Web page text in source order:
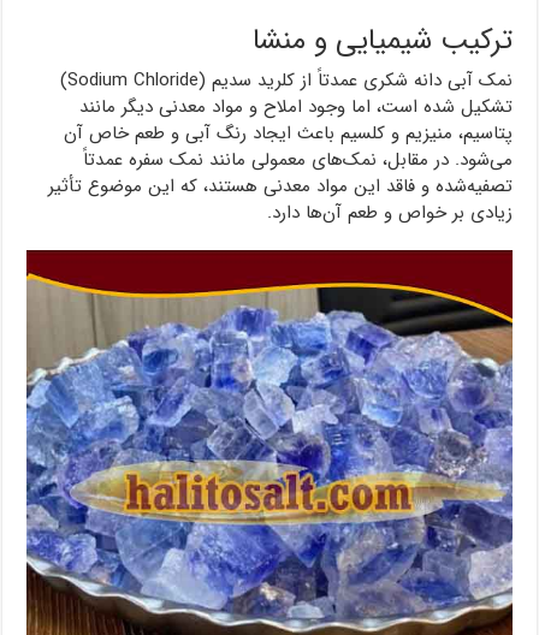
ترکیب شیمیایی و منشا
نمک آبی دانه شکری عمدتاً از کلرید سدیم (Sodium Chloride)
تشکیل شده است، اما وجود املاح و مواد معدنی دیگر مانند
پتاسیم، منیزیم و کلسیم باعث ایجاد رنگ آبی و طعم خاص آن
می‌شود. در مقابل، نمک‌های معمولی مانند نمک سفره عمدتاً
تصفیه‌شده و فاقد این مواد معدنی هستند، که این موضوع تأثیر
زیادی بر خواص و طعم آن‌ها دارد.